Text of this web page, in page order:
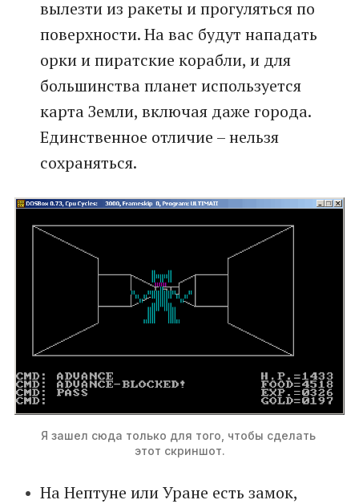
вылезти из ракеты и прогуляться по
поверхности. На вас будут нападать
орки и пиратские корабли, и для
большинства планет используется
карта Земли, включая даже города.
Единственное отличие – нельзя
сохраняться.
Я зашел сюда только для того, чтобы сделать
этот скриншот.
На Нептуне или Уране есть замок,